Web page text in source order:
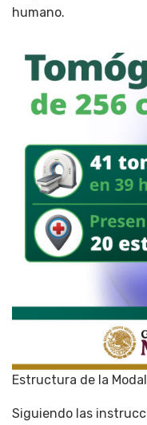
humano.
Estructura de la
Siguiendo las